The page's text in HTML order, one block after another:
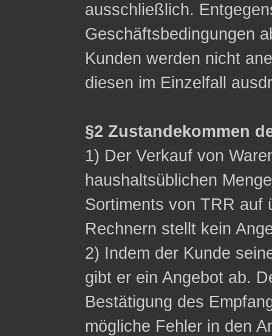
ausschließlich.
Geschäftsbedingungen
Kunden werden nicht
diesen im Einzelfall
§2 Zustandekommen
1) Der Verkauf von
haushaltsüblichen
Sortiments von TRR auf
Rechnern stellt kein
2) Indem der Kunde
gibt er ein Angebot ab.
Bestätigung des
mögliche Fehler in den